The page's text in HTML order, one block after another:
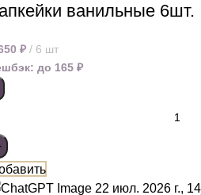
ванильные 6шт.
₽
6 шт
до 165 ₽